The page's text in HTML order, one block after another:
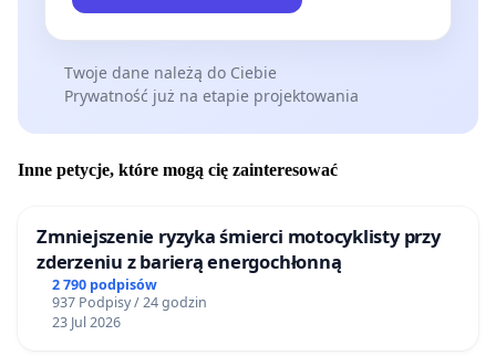
Twoje dane należą do Ciebie
Prywatność już na etapie projektowania
Inne petycje, które mogą cię zainteresować
Zmniejszenie ryzyka śmierci motocyklisty przy
zderzeniu z barierą energochłonną
2 790 podpisów
937 Podpisy / 24 godzin
23 Jul 2026